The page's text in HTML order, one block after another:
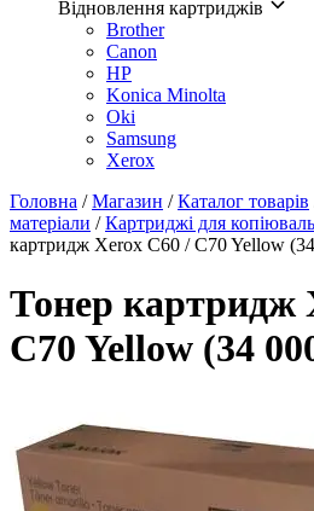
Відновлення картриджів
Brother
Canon
HP
Konica Minolta
Oki
Samsung
Xerox
Головна /Магазин /Каталог товарів
матеріали /Картриджі для
картридж Xerox C60 / C70 Yellow
Тонер картридж
C70 Yellow (34